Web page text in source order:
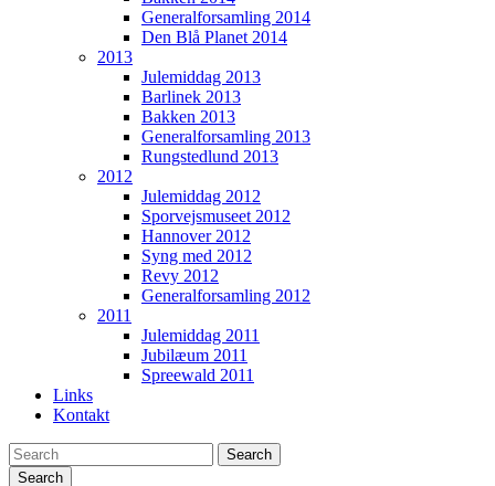
Generalforsamling 2014
Den Blå Planet 2014
2013
Julemiddag 2013
Barlinek 2013
Bakken 2013
Generalforsamling 2013
Rungstedlund 2013
2012
Julemiddag 2012
Sporvejsmuseet 2012
Hannover 2012
Syng med 2012
Revy 2012
Generalforsamling 2012
2011
Julemiddag 2011
Jubilæum 2011
Spreewald 2011
Links
Kontakt
Search